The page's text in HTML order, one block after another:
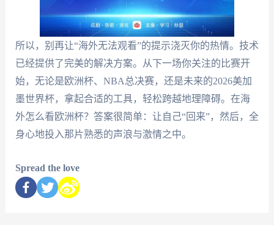
所以，别再让“海外无法观看”的提示浇灭你的热情。技术
已经提供了完美的解决方案。从下一场你关注的比赛开
始，无论是欧洲杯、NBA总决赛，还是未来的2026美加
墨世界杯，拿起合适的工具，轻松跨越地理障碍。在海
外怎么看欧洲杯？答案很简单：让自己“回来”，然后，全
身心地投入那片熟悉的声浪与激情之中。
Spread the love